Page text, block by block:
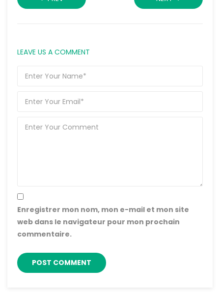
LEAVE US A COMMENT
Enregistrer mon nom, mon e-mail et mon site
web dans le navigateur pour mon prochain
commentaire.